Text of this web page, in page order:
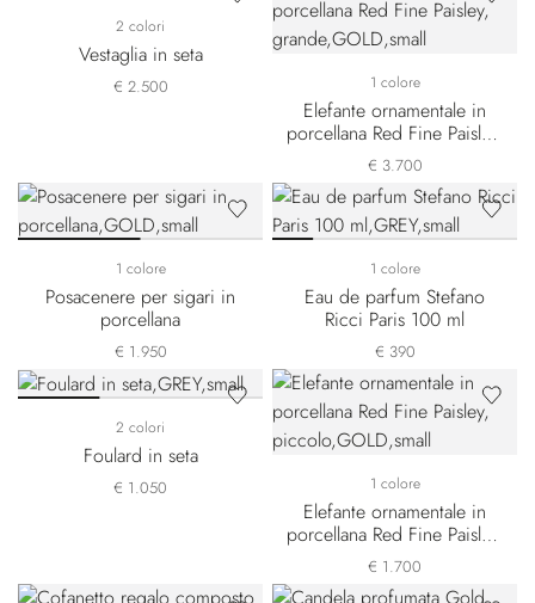
2 colori
Vestaglia in seta
€ 2.500 1 colore
Elefante ornamentale in
porcellana Red Fine Paisley,
grande
€ 3.700
1 colore
Posacenere per sigari in
porcellana
€ 1.950
1 colore
Eau de parfum Stefano
Ricci Paris 100 ml
€ 390
2 colori
Foulard in seta
€ 1.050 1 colore
Elefante ornamentale in
porcellana Red Fine Paisley,
piccolo
€ 1.700